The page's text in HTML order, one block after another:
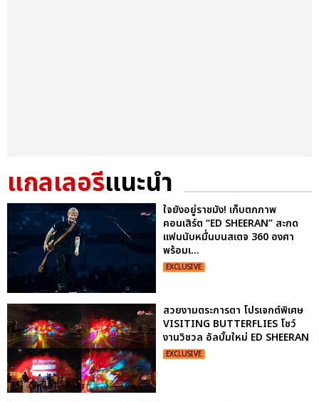
แกลเลอรีแนะนำ
ใจยังอยู่ราชมัง! เก็บตกภาพ
คอนเสิร์ต “ED SHEERAN” สะกด
แฟนนับหมื่นบนสเตจ 360 องศา
พร้อมเ...
EXCLUSIVE
สวยงามตระการตา โปรเจกต์พิเศษ
VISITING BUTTERFLIES โชว์
งานวิชวล อัลบั้มใหม่ ED SHEERAN
EXCLUSIVE